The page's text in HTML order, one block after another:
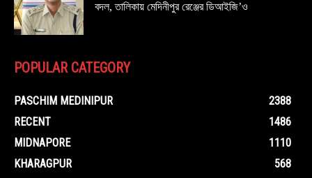
বদল, তালিকায় মেদিনীপুর রেঞ্জের ডিআইজি’ও
POPULAR CATEGORY
PASCHIM MEDINIPUR
2388
RECENT
1486
MIDNAPORE
1110
KHARAGPUR
568